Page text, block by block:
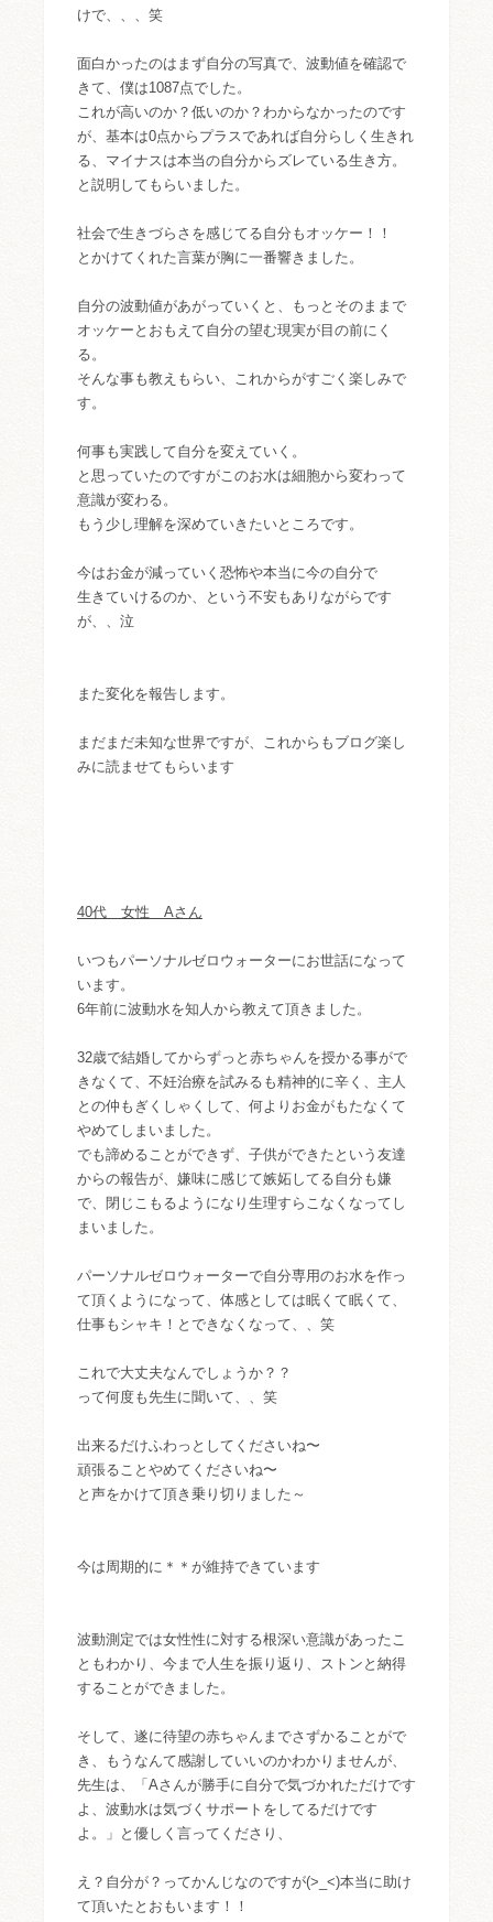
けで、、、笑
面白かったのはまず自分の写真で、波動値を確認で
きて、僕は1087点でした。
これが高いのか？低いのか？わからなかったのです
が、基本は0点からプラスであれば自分らしく生きれ
る、マイナスは本当の自分からズレている生き方。
と説明してもらいました。
社会で生きづらさを感じてる自分もオッケー！！
とかけてくれた言葉が胸に一番響きました。
自分の波動値があがっていくと、もっとそのままで
オッケーとおもえて自分の望む現実が目の前にく
る。
そんな事も教えもらい、これからがすごく楽しみで
す。
何事も実践して自分を変えていく。
と思っていたのですがこのお水は細胞から変わって
意識が変わる。
もう少し理解を深めていきたいところです。
今はお金が減っていく恐怖や本当に今の自分で
生きていけるのか、という不安もありながらです
が、、泣
また変化を報告します。
まだまだ未知な世界ですが、これからもブログ楽し
みに読ませてもらいます
40代 女性 Aさん
いつもパーソナルゼロウォーターにお世話になって
います。
6年前に波動水を知人から教えて頂きました。
32歳で結婚してからずっと赤ちゃんを授かる事がで
きなくて、不妊治療を試みるも精神的に辛く、主人
との仲もぎくしゃくして、何よりお金がもたなくて
やめてしまいました。
でも諦めることができず、子供ができたという友達
からの報告が、嫌味に感じて嫉妬してる自分も嫌
で、閉じこもるようになり生理すらこなくなってし
まいました。
パーソナルゼロウォーターで自分専用のお水を作っ
て頂くようになって、体感としては眠くて眠くて、
仕事もシャキ！とできなくなって、、笑
これで大丈夫なんでしょうか？？
って何度も先生に聞いて、、笑
出来るだけふわっとしてくださいね〜
頑張ることやめてくださいね〜
と声をかけて頂き乗り切りました～
今は周期的に＊＊が維持できています
波動測定では女性性に対する根深い意識があったこ
ともわかり、今まで人生を振り返り、ストンと納得
することができました。
そして、遂に待望の赤ちゃんまでさずかることがで
き、もうなんて感謝していいのかわかりませんが、
先生は、「Aさんが勝手に自分で気づかれただけです
よ、波動水は気づくサポートをしてるだけです
よ。」と優しく言ってくださり、
え？自分が？ってかんじなのですが(>_<)本当に助け
て頂いたとおもいます！！